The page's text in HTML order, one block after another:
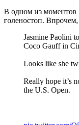
В одном из моментов
голеностоп.
Jasmine Paolini
Coco Gauff in
Looks like she
Really hope it’s
the U.S. Open.